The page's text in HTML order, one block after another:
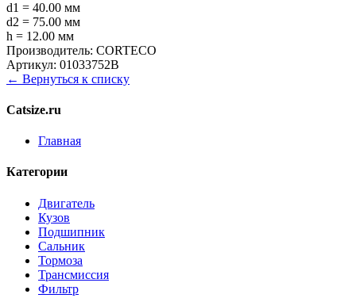
d1 = 40.00 мм
d2 = 75.00 мм
h = 12.00 мм
Производитель: CORTECO
Артикул: 01033752B
← Вернуться к списку
Catsize.ru
Главная
Категории
Двигатель
Кузов
Подшипник
Сальник
Тормоза
Трансмиссия
Фильтр